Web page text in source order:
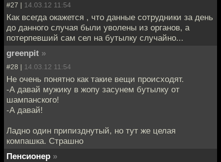
#27 | 14.03.12 11:54
Как всегда окажется , что данные сотрудники за день
до данного случая были уволены из органов, а
потерпевший сам сел на бутылку случайно...
greenpit »
#28 | 14.03.12 11:54
Не очень понятно как такие вещи происходят.
-А давай мужику в жопу засунем бутылку от
шампанского!
-А давай!
Ладно один припизднутый, но тут же целая
компашка. Страшно
Пенсионер »